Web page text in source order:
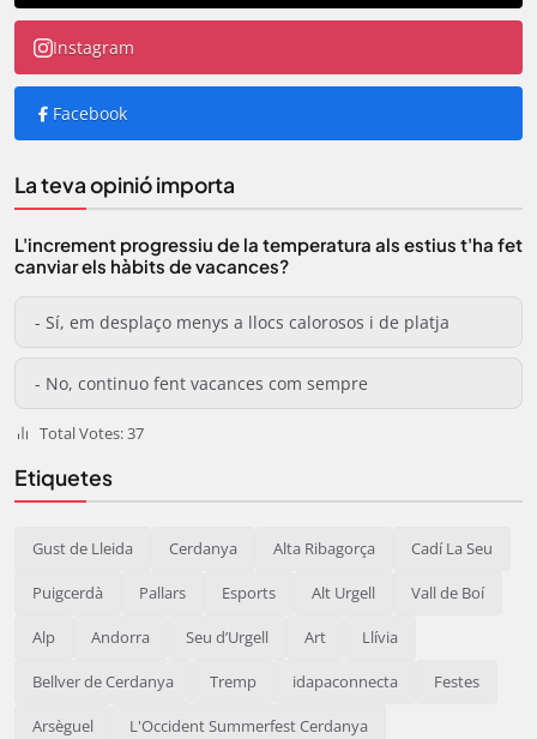
Instagram
Facebook
La teva opinió importa
L'increment progressiu de la temperatura als estius t'ha fet
canviar els hàbits de vacances?
- Sí, em desplaço menys a llocs calorosos i de platja
- No, continuo fent vacances com sempre
Total Votes: 37
Etiquetes
Gust de Lleida Cerdanya Alta Ribagorça Cadí La Seu
Puigcerdà Pallars Esports Alt Urgell Vall de Boí
Alp Andorra Seu d’Urgell Art Llívia
Bellver de Cerdanya Tremp idapaconnecta Festes
Arsèguel L'Occident Summerfest Cerdanya